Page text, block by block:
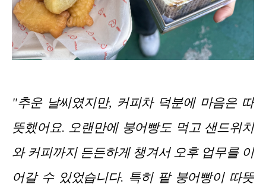
"추운 날씨였지만, 커피차 덕분에 마음은 따
뜻했어요. 오랜만에 붕어빵도 먹고 샌드위치
와 커피까지 든든하게 챙겨서 오후 업무를 이
어갈 수 있었습니다. 특히 팥 붕어빵이 따뜻